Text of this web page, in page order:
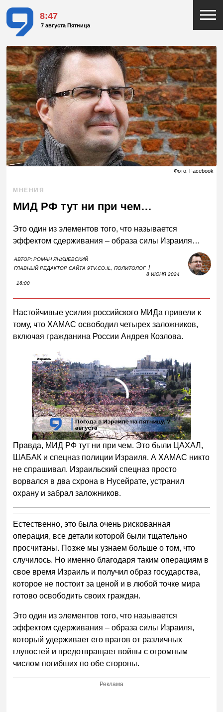
8:47
7 августа Пятница
Фото: Facebook
МНЕНИЯ
МИД РФ тут ни при чем…
Это один из элементов того, что называется
эффектом сдерживания – образа силы Израиля…
АВТОР:РОМАН ЯНУШЕВСКИЙ
ГЛАВНЫЙ РЕДАКТОР САЙТА 9TV.CO.IL, ПОЛИТОЛОГ I
8 ИЮНЯ 2024
16:00
Настойчивые усилия российского МИДа привели к
тому, что ХАМАС освободил четырех заложников,
включая гражданина России Андрея Козлова.
00:00/01:00
Правда, МИД РФ тут ни при чем. Это были ЦАХАЛ,
ШАБАК и спецназ полиции Израиля. А ХАМАС никто
не спрашивал. Израильский спецназ просто
ворвался в два схрона в Нусейрате, устранил
охрану и забрал заложников.
Естественно, это была очень рискованная
операция, все детали которой были тщательно
просчитаны. Позже мы узнаем больше о том, что
случилось. Но именно благодаря таким операциям в
свое время Израиль и получил образ государства,
которое не постоит за ценой и в любой точке мира
готово освободить своих граждан.
Это один из элементов того, что называется
эффектом сдерживания – образа силы Израиля,
который удерживает его врагов от различных
глупостей и предотвращает войны с огромным
числом погибших по обе стороны.
Реклама